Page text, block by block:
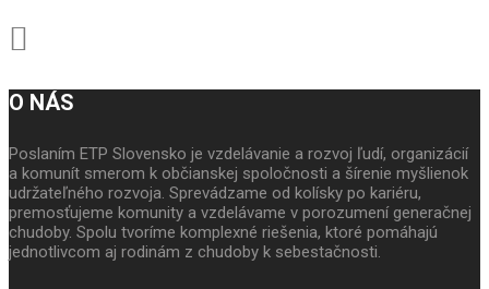
O NÁS
Poslaním ETP Slovensko je vzdelávanie a rozvoj ľudí, organizácií
a komunít smerom k občianskej spoločnosti a šírenie myšlienok
udržateľného rozvoja. Sprevádzame od kolísky po kariéru,
premosťujeme komunity a vzdelávame v porozumení generačnej
chudoby. Spolu tvoríme komplexné riešenia, ktoré pomáhajú
jednotlivcom aj rodinám z chudoby k sebestačnosti.